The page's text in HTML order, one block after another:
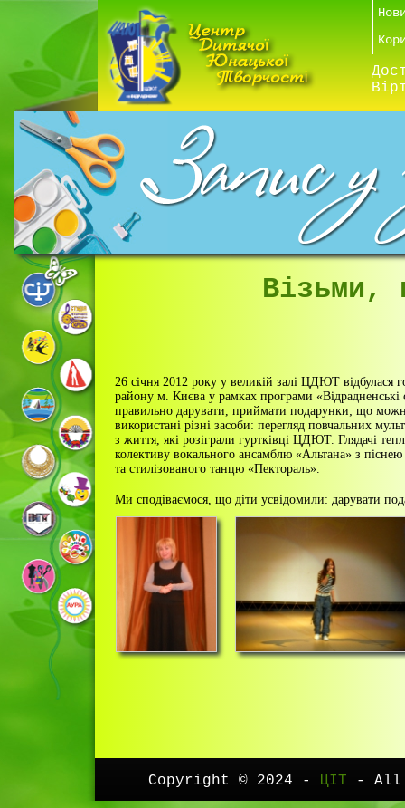
26 січня 2012 року у великій залі ЦДЮТ відбулася
району м. Києва у рамках програми
правильно дарувати, приймати подарунки; що
використані різні засоби: перегляд повчальних
з життя, які розіграли гуртківці ЦДЮТ. Глядачі
колективу вокального ансамблю «Альтана» з
та стилізованого танцю «Пектораль».
Ми сподіваємося, що діти усвідомили: дарувати
Copyright © 2024 - ЦІТ - All